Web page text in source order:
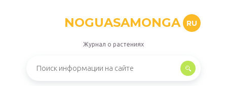
NOGUASAMONGA RU
Журнал о растениях